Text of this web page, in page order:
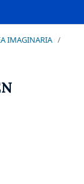
IMAGINARIA /